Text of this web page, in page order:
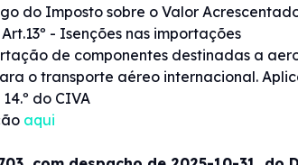
do Imposto sobre o Valor
- Isenções nas importações
de componentes destinadas a
o transporte aéreo internacional.
do CIVA
aqui